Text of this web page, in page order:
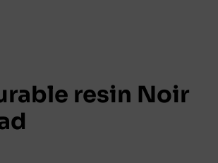
resin Noir